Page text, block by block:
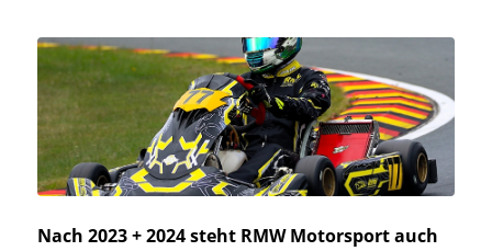
Nach 2023 + 2024 steht RMW Motorsport auch